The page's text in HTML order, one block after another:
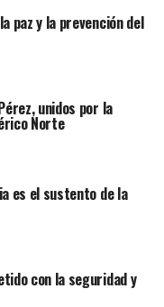
paz y la prevención del
unidos por la
Norte
es el sustento de la
con la seguridad y